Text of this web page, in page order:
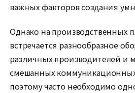
важных факторов создания
Однако на производственных
встречается разнообразное
различных производителей и
смешанных
поэтому часто необходимо